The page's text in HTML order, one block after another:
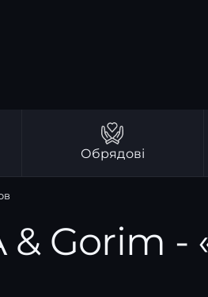
Обрядові
& Gorim -